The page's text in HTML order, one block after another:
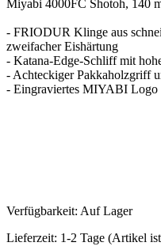
Miyabi 4000FC Shotoh, 140
- FRIODUR Klinge aus
zweifacher Eishärtung
- Katana-Edge-Schliff mit
- Achteckiger Pakkaholzgriff
- Eingraviertes MIYABI Logo
Verfügbarkeit: Auf Lager
Lieferzeit: 1-2 Tage (Artikel